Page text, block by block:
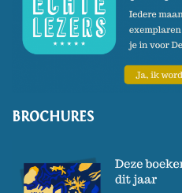
BROCHURES